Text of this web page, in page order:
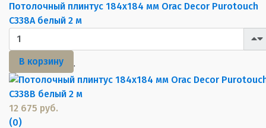
Потолочный плинтус 184х184 мм Orac Decor Purotouch
C338A белый 2 м
В корзину
12 675 руб.
(0)